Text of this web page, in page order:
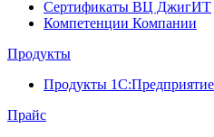
Сертификаты ВЦ ДжигИТ
Компетенции Компании
Продукты
Продукты 1С:Предприятие
Прайс